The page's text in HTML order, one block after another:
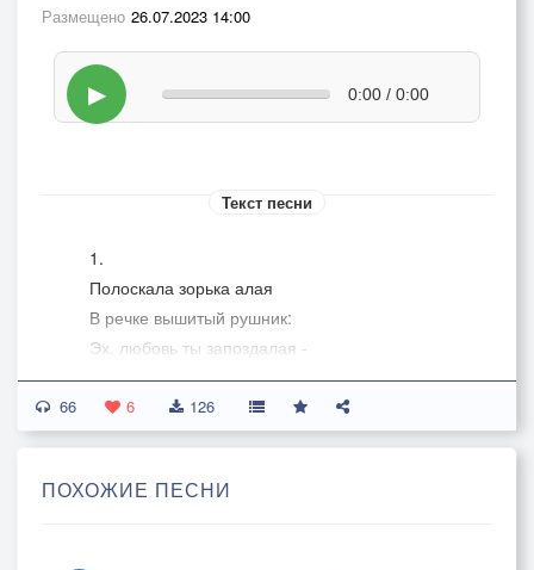
Размещено 26.07.2023 14:00
▶ 0:00 / 0:00
Текст песни
1.
Полоскала зорька алая
В речке вышитый рушник:
Эх, любовь ты запоздалая -
Счастье, данное на миг.
За метелью, за порошею
Я любви искала след,
И струился лунный свет. – 2 раза
66 6 126
ПОХОЖИЕ ПЕСНИ